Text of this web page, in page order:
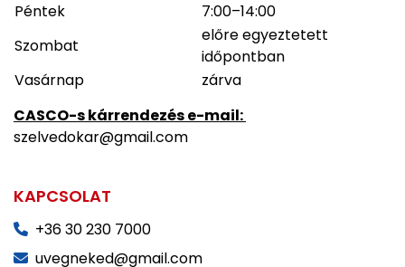
Péntek
7:00–14:00
Szombat
előre egyeztetett
időpontban
Vasárnap
zárva
CASCO-s kárrendezés e-mail:
szelvedokar@gmail.com
KAPCSOLAT
+36 30 230 7000
uvegneked@gmail.com